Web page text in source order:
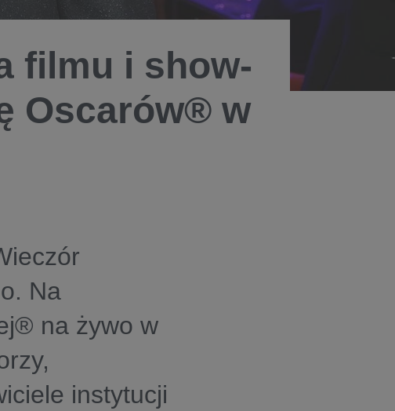
filmu i show-
Oscarów® w
Na
na żywo w
instytucji